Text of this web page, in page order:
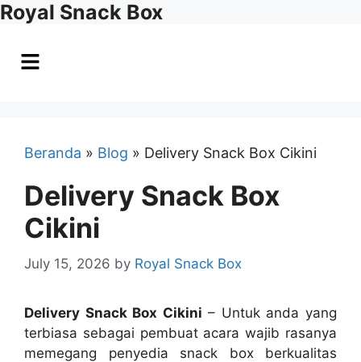
Royal Snack Box
Beranda » Blog » Delivery Snack Box Cikini
Delivery Snack Box
Cikini
July 15, 2026 by Royal Snack Box
Delivery Snack Box Cikini – Untuk anda yang
terbiasa sebagai pembuat acara wajib rasanya
memegang penyedia snack box berkualitas